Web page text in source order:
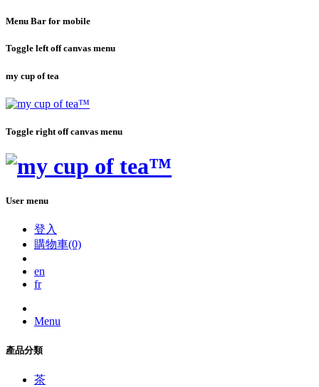
Menu Bar for mobile
Toggle left off canvas menu
my cup of tea
Toggle right off canvas menu
User menu
登入
購物車(0)
en
fr
Menu
產品分類
茶